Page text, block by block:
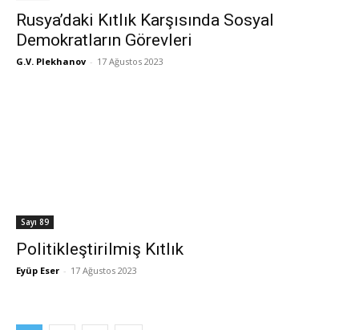
Rusya’daki Kıtlık Karşısında Sosyal
Demokratların Görevleri
G.V. Plekhanov - 17 Ağustos 2023
Sayı 89
Politikleştirilmiş Kıtlık
Eyüp Eser - 17 Ağustos 2023